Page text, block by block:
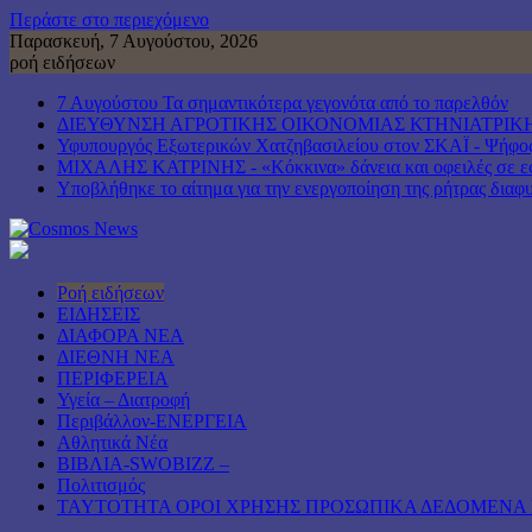
Περάστε στο περιεχόμενο
Παρασκευή, 7 Αυγούστου, 2026
ροή ειδήσεων
7 Αυγούστου Τα σημαντικότερα γεγονότα από το παρελθόν
ΔΙΕΥΘΥΝΣΗ ΑΓΡΟΤΙΚΗΣ ΟΙΚΟΝΟΜΙΑΣ
Υφυπουργός Εξωτερικών Χατζηβασιλείου στον ΣΚΑΪ -
ΜΙΧΑΛΗΣ ΚΑΤΡΙΝΗΣ - «Κόκκινα» δάνεια και οφειλές σε
Υποβλήθηκε το αίτημα για την ενεργοποίηση της ρήτρας
Ροή ειδήσεων
ΕΙΔΗΣΕΙΣ
ΔΙΑΦΟΡΑ ΝΕΑ
ΔΙΕΘΝΗ ΝΕΑ
ΠΕΡΙΦΕΡΕΙΑ
Υγεία – Διατροφή
Περιβάλλον-ΕΝΕΡΓΕΙΑ
Αθλητικά Νέα
ΒΙΒΛΙΑ-SWOBIZZ –
Πολιτισμός
TAYTOTHTA ΟΡΟΙ ΧΡΗΣΗΣ ΠΡΟΣΩΠΙΚΑ ΔΕΔΟΜΕΝΑ